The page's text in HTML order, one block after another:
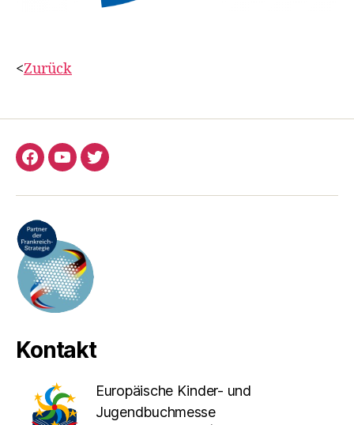
<Zurück
Facebook
YouTubeTwitter
Kontakt
Europäische Kinder- und
Jugendbuchmesse